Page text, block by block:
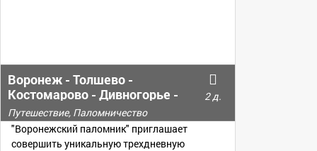
Воронеж - Толшево -
Костомарово - Дивногорье -
Задонск - Елец
2 д.
Путешествие, Паломничество
"Воронежский паломник" приглашает
совершить уникальную трехдневную